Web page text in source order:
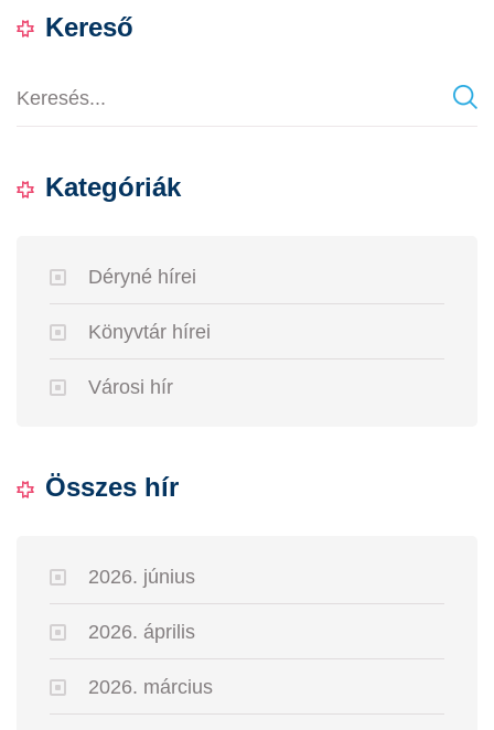
Kereső
Kategóriák
Déryné hírei
Könyvtár hírei
Városi hír
Összes hír
2026. június
2026. április
2026. március